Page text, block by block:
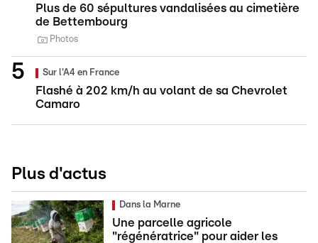
Plus de 60 sépultures vandalisées au cimetière
de Bettembourg
Photos
Sur l'A4 en France
Flashé à 202 km/h au volant de sa Chevrolet
Camaro
Plus d'actus
Dans la Marne
Une parcelle agricole
"régénératrice" pour aider les